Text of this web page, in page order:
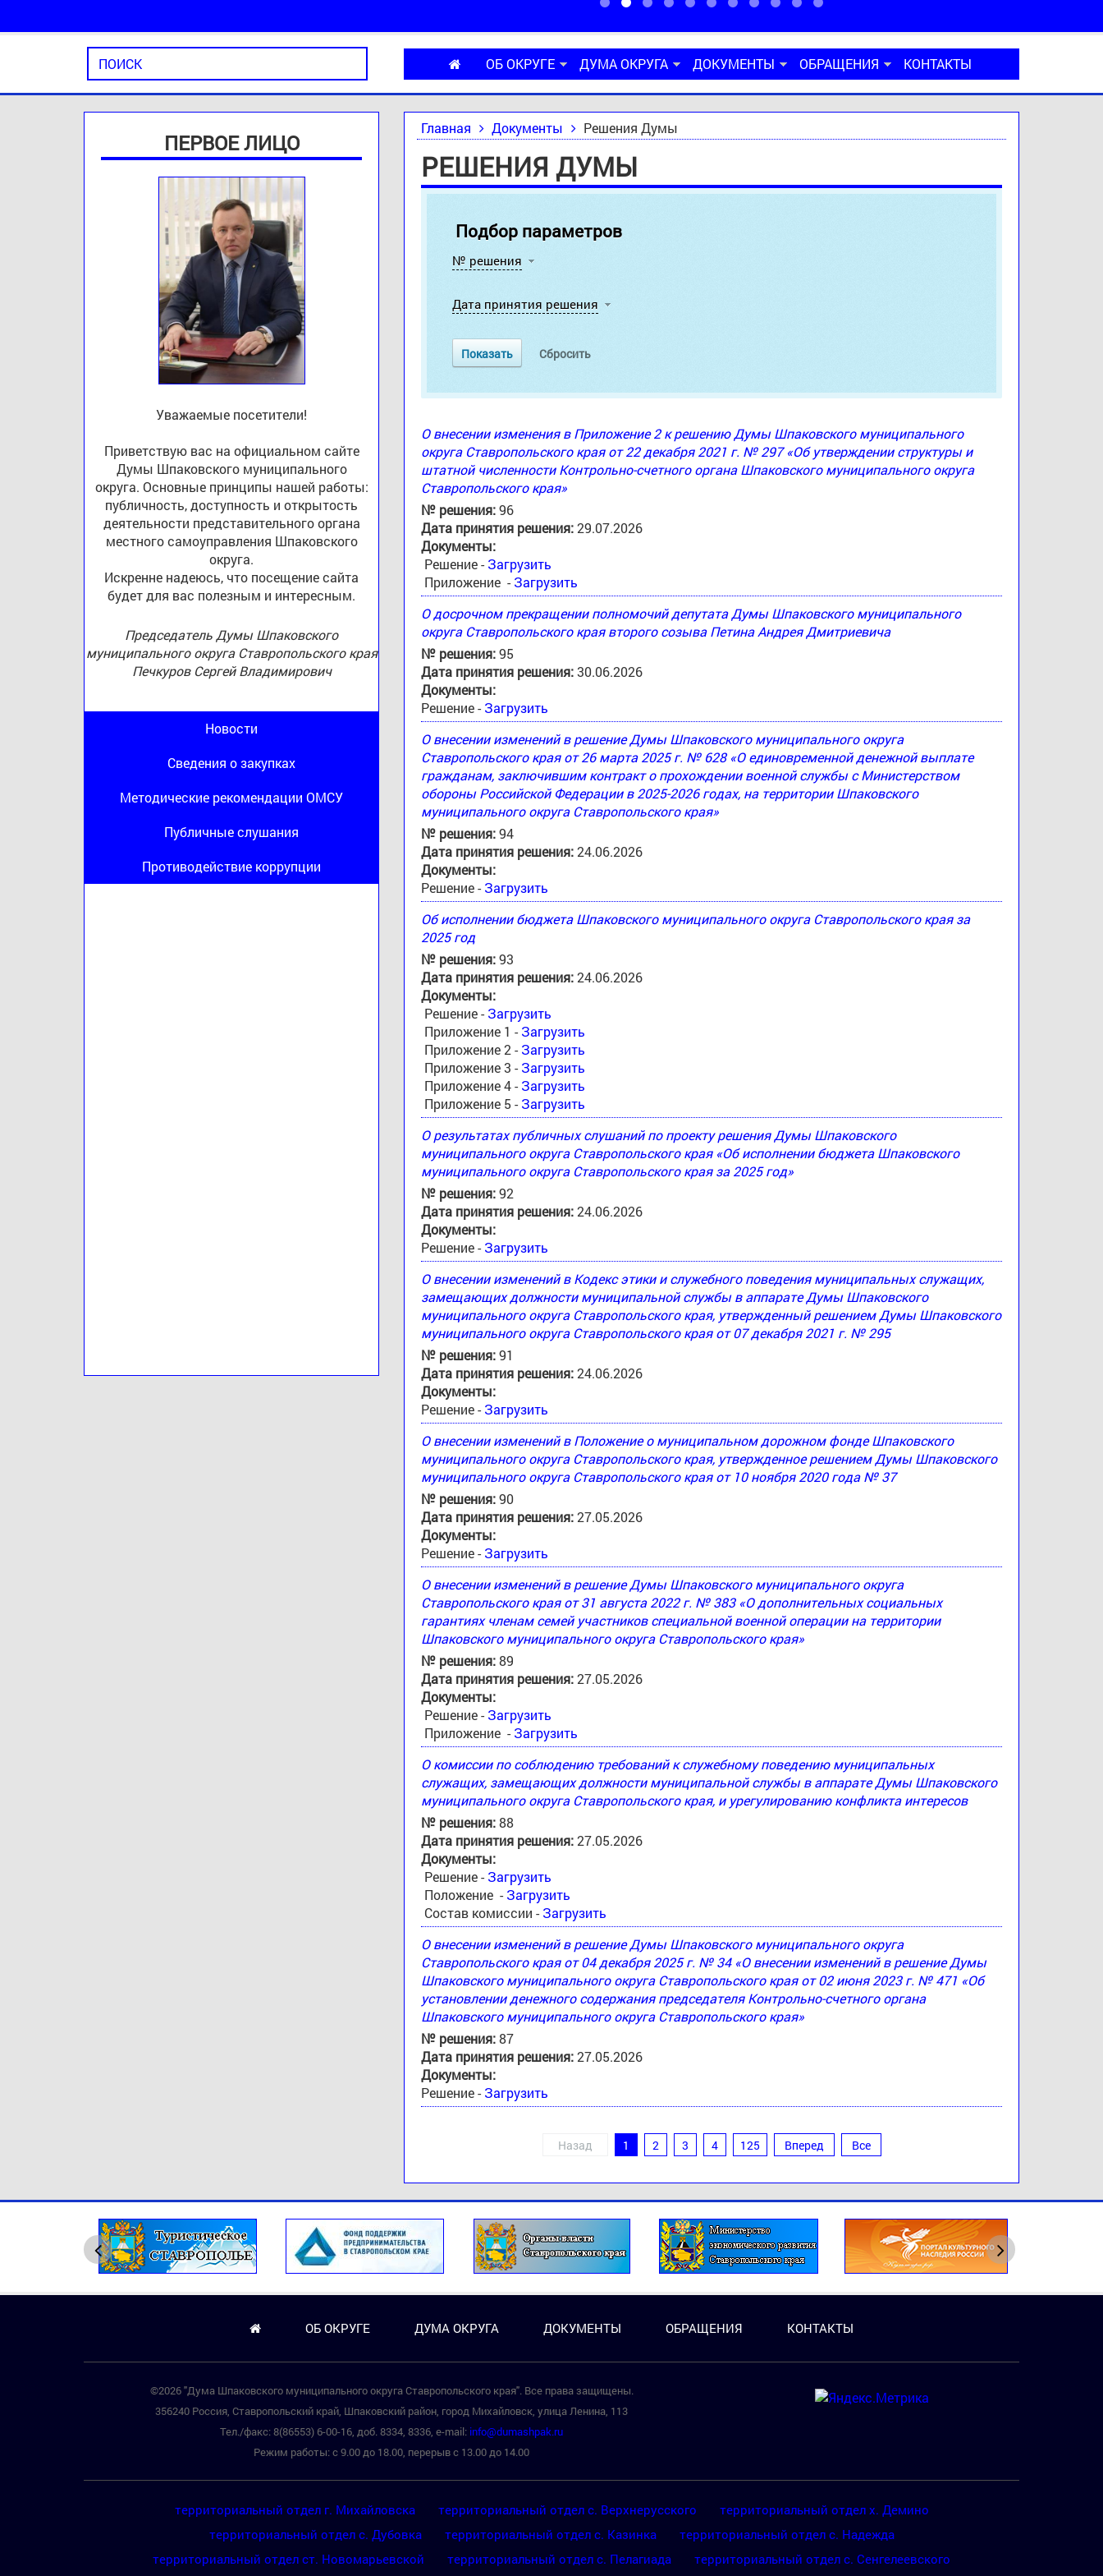
ОБ ОКРУГЕ ДУМА ОКРУГА ДОКУМЕНТЫ ОБРАЩЕНИЯ КОНТАКТЫ
ПЕРВОЕ ЛИЦО
Уважаемые посетители!
Приветствую вас на официальном сайте
Думы Шпаковского муниципального
округа. Основные принципы нашей работы:
публичность, доступность и открытость
деятельности представительного органа
местного самоуправления Шпаковского
округа.
Искренне надеюсь, что посещение сайта
будет для вас полезным и интересным.
Председатель Думы Шпаковского
муниципального округа Ставропольского края
Печкуров Сергей Владимирович
Новости
Сведения о закупках
Методические рекомендации ОМСУ
Публичные слушания
Противодействие коррупции
Главная Документы Решения Думы
РЕШЕНИЯ ДУМЫ
Подбор параметров
№ решения
Дата принятия решения
О внесении изменения в Приложение 2 к решению Думы Шпаковского муниципального
округа Ставропольского края от 22 декабря 2021 г. № 297 «Об утверждении структуры и
штатной численности Контрольно-счетного органа Шпаковского муниципального округа
Ставропольского края»
№ решения:96
Дата принятия решения:29.07.2026
Документы:
Решение - Загрузить
Приложение - Загрузить
О досрочном прекращении полномочий депутата Думы Шпаковского муниципального
округа Ставропольского края второго созыва Петина Андрея Дмитриевича
№ решения:95
Дата принятия решения:30.06.2026
Документы:
Решение - Загрузить
О внесении изменений в решение Думы Шпаковского муниципального округа
Ставропольского края от 26 марта 2025 г. № 628 «О единовременной денежной выплате
гражданам, заключившим контракт о прохождении военной службы с Министерством
обороны Российской Федерации в 2025-2026 годах, на территории Шпаковского
муниципального округа Ставропольского края»
№ решения:94
Дата принятия решения:24.06.2026
Документы:
Решение - Загрузить
Об исполнении бюджета Шпаковского муниципального округа Ставропольского края за
2025 год
№ решения:93
Дата принятия решения:24.06.2026
Документы:
Решение - Загрузить
Приложение 1 - Загрузить
Приложение 2 - Загрузить
Приложение 3 - Загрузить
Приложение 4 - Загрузить
Приложение 5 - Загрузить
О результатах публичных слушаний по проекту решения Думы Шпаковского
муниципального округа Ставропольского края «Об исполнении бюджета Шпаковского
муниципального округа Ставропольского края за 2025 год»
№ решения:92
Дата принятия решения:24.06.2026
Документы:
Решение - Загрузить
О внесении изменений в Кодекс этики и служебного поведения муниципальных служащих,
замещающих должности муниципальной службы в аппарате Думы Шпаковского
муниципального округа Ставропольского края, утвержденный решением Думы Шпаковского
муниципального округа Ставропольского края от 07 декабря 2021 г. № 295
№ решения:91
Дата принятия решения:24.06.2026
Документы:
Решение - Загрузить
О внесении изменений в Положение о муниципальном дорожном фонде Шпаковского
муниципального округа Ставропольского края, утвержденное решением Думы Шпаковского
муниципального округа Ставропольского края от 10 ноября 2020 года № 37
№ решения:90
Дата принятия решения:27.05.2026
Документы:
Решение - Загрузить
О внесении изменений в решение Думы Шпаковского муниципального округа
Ставропольского края от 31 августа 2022 г. № 383 «О дополнительных социальных
гарантиях членам семей участников специальной военной операции на территории
Шпаковского муниципального округа Ставропольского края»
№ решения:89
Дата принятия решения:27.05.2026
Документы:
Решение - Загрузить
Приложение - Загрузить
О комиссии по соблюдению требований к служебному поведению муниципальных
служащих, замещающих должности муниципальной службы в аппарате Думы Шпаковского
муниципального округа Ставропольского края, и урегулированию конфликта интересов
№ решения:88
Дата принятия решения:27.05.2026
Документы:
Решение - Загрузить
Положение - Загрузить
Состав комиссии - Загрузить
О внесении изменений в решение Думы Шпаковского муниципального округа
Ставропольского края от 04 декабря 2025 г. № 34 «О внесении изменений в решение Думы
Шпаковского муниципального округа Ставропольского края от 02 июня 2023 г. № 471 «Об
установлении денежного содержания председателя Контрольно-счетного органа
Шпаковского муниципального округа Ставропольского края»
№ решения:87
Дата принятия решения:27.05.2026
Документы:
Решение - Загрузить
Назад 1 2 3 4 125 Вперед Все
ОБ ОКРУГЕ ДУМА ОКРУГА ДОКУМЕНТЫ ОБРАЩЕНИЯ КОНТАКТЫ
©2026 "Дума Шпаковского муниципального округа Ставропольского края". Все права защищены.
356240 Россия, Ставропольский край, Шпаковский район, город Михайловск, улица Ленина, 113
Тел./факс: 8(86553) 6-00-16, доб. 8334, 8336, e-mail: info@dumashpak.ru
Режим работы: с 9.00 до 18.00, перерыв с 13.00 до 14.00
территориальный отдел г. Михайловска территориальный отдел с. Верхнерусского
территориальный отдел х. Демино
территориальный отдел с. Дубовка
территориальный отдел с. Казинка
территориальный отдел с. Надежда
территориальный отдел ст. Новомарьевской
территориальный отдел с. Пелагиада
территориальный отдел с. Сенгелеевского